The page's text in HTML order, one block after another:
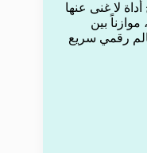
لا غنى عنها
بين
رقمي سريع